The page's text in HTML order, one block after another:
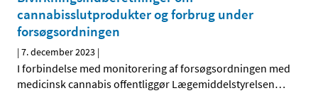
cannabisslutprodukter og forbrug under
forsøgsordningen
|7. december 2023 |
I forbindelse med monitorering af forsøgsordningen med
medicinsk cannabis offentliggør Lægemiddelstyrelsen…